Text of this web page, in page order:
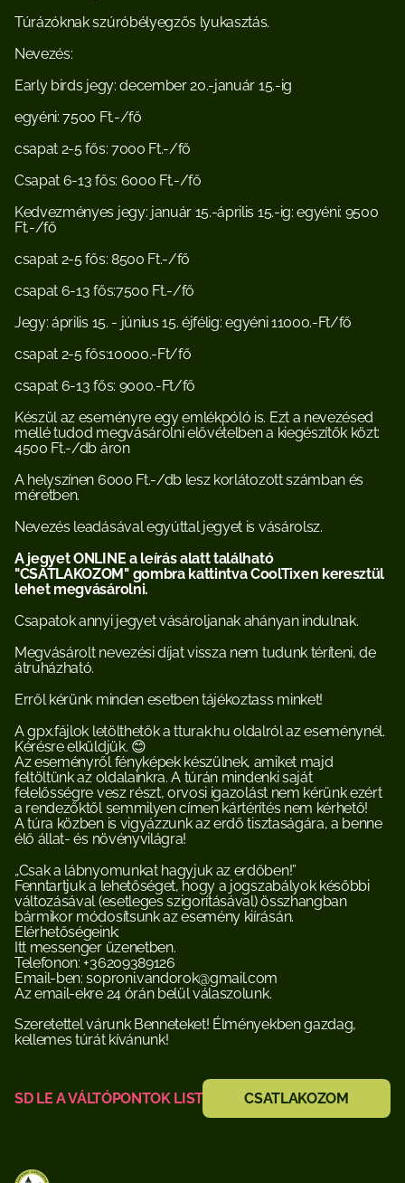
Túrázóknak szúróbélyegzős lyukasztás.
Nevezés:
Early birds jegy: december 20.-január 15.-ig
egyéni: 7500 Ft.-/fő
csapat 2-5 fős: 7000 Ft.-/fő
Csapat 6-13 fős: 6000 Ft.-/fő
Kedvezményes jegy: január 15.-április 15.-ig: egyéni: 9500
Ft.-/fő
csapat 2-5 fős: 8500 Ft.-/fő
csapat 6-13 fős:7500 Ft.-/fő
Jegy: április 15. - június 15. éjfélig: egyéni 11000.-Ft/fő
csapat 2-5 fős:10000.-Ft/fő
csapat 6-13 fős: 9000.-Ft/fő
Készül az eseményre egy emlékpóló is. Ezt a nevezésed
mellé tudod megvásárolni elővételben a kiegészítők közt:
4500 Ft.-/db áron
A helyszínen 6000 Ft.-/db lesz korlátozott számban és
méretben.
Nevezés leadásával egyúttal jegyet is vásárolsz.
A jegyet ONLINE a leírás alatt található
"CSATLAKOZOM" gombra kattintva CoolTixen keresztül
lehet megvásárolni.
Csapatok annyi jegyet vásároljanak ahányan indulnak.
Megvásárolt nevezési díjat vissza nem tudunk téríteni, de
átruházható.
Erről kérünk minden esetben tájékoztass minket!
A gpx.fájlok letölthetők a tturak.hu oldalról az eseménynél.
Kérésre elküldjük. 😊
Az eseményről fényképek készülnek, amiket majd
feltöltünk az oldalainkra. A túrán mindenki saját
felelősségre vesz részt, orvosi igazolást nem kérünk ezért
a rendezőktől semmilyen címen kártérítés nem kérhető!
A túra közben is vigyázzunk az erdő tisztaságára, a benne
élő állat- és növényvilágra!
„Csak a lábnyomunkat hagyjuk az erdőben!”
Fenntartjuk a lehetőséget, hogy a jogszabályok későbbi
változásával (esetleges szigorításával) összhangban
bármikor módosítsunk az esemény kiírásán.
Elérhetőségeink:
Itt messenger üzenetben.
Telefonon: +36209389126
Email-ben: soproni.vandorok@gmail.com
Az email-ekre 24 órán belül válaszolunk.
Szeretettel várunk Benneteket! Élményekben gazdag,
kellemes túrát kívánunk!
LE A VÁLTÓPONTOK LISTÁJÁT CSATLAKOZOM